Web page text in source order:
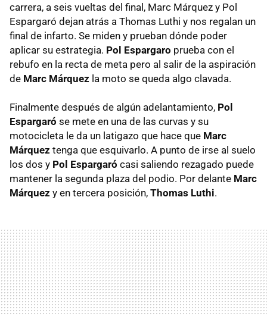
carrera, a seis vueltas del final, Marc Márquez y Pol
Espargaró dejan atrás a Thomas Luthi y nos regalan un
final de infarto. Se miden y prueban dónde poder
aplicar su estrategia. Pol Espargaro prueba con el
rebufo en la recta de meta pero al salir de la aspiración
de Marc Márquez la moto se queda algo clavada.
Finalmente después de algún adelantamiento, Pol
Espargaró se mete en una de las curvas y su
motocicleta le da un latigazo que hace que Marc
Márquez tenga que esquivarlo. A punto de irse al suelo
los dos y Pol Espargaró casi saliendo rezagado puede
mantener la segunda plaza del podio. Por delante Marc
Márquez y en tercera posición, Thomas Luthi.